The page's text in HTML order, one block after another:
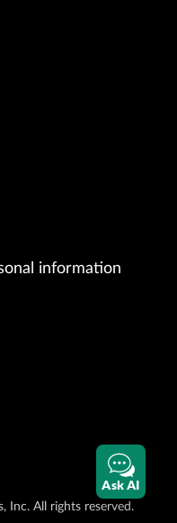
information
All rights reserved.
Ask AI